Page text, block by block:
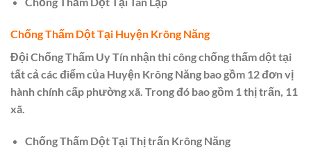
Chống Thấm Dột Tại Huyện Krông Năng
Đội Chống Thấm Uy Tín nhận thi công chống thấm dột tại
tất cả các điểm của Huyện Krông Năng bao gồm 12 đơn vị
hành chính cấp phường xã. Trong đó bao gồm 1 thị trấn, 11
xã.
Chống Thấm Dột Tại Thị trấn Krông Năng